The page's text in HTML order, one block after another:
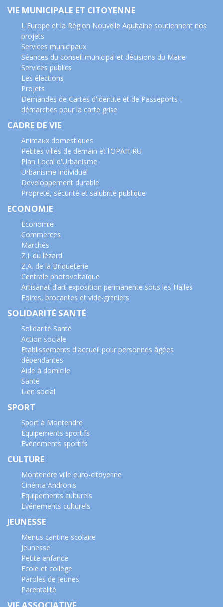
VIE MUNICIPALE ET CITOYENNE
L'Europe et la Région Nouvelle Aquitaine soutiennent nos
projets
Services municipaux
Séances du conseil municipal et décisions du Maire
Services publics
Les élections
Projets
Demandes de Cartes d'identité et de Passeports -
démarches pour la carte grise
CADRE DE VIE
Animaux domestiques
Petites villes de demain et l'OPAH-RU
Plan Local d'Urbanisme
Urbanisme individuel
Developpement durable
Propreté, sécurité et salubrité publique
ECONOMIE
Economie
Commerces
Marchés
Z.I. du lézard
Z.A. de la Briqueterie
Centrale photovoltaïque
Artisanat d’art exposition permanente sous les Halles
Foires, brocantes et vide-greniers
SOLIDARITÉ SANTÉ
Solidarité Santé
Action sociale
Etablissements d'accueil pour personnes âgées
dépendantes
Aide à domicile
Santé
Lien social
SPORT
Sport à Montendre
Equipements sportifs
Evénements sportifs
CULTURE
Montendre ville euro-citoyenne
Cinéma Andronis
Equipements culturels
Evénements culturels
JEUNESSE
Menus cantine scolaire
Jeunesse
Petite enfance
Ecole et collège
Paroles de Jeunes
Parentalité
VIE ASSOCIATIVE